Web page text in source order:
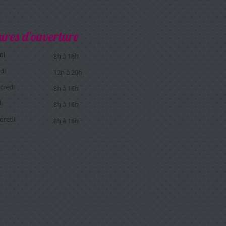
d'ouverture
8h à 16h
12h à 20h
8h à 16h
8h à 16h
8h à 16h